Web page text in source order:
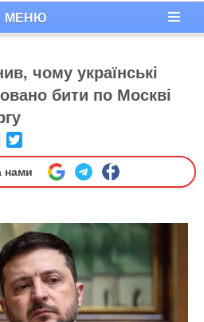
МЕНЮ
чому українські
бити по Москві
нами